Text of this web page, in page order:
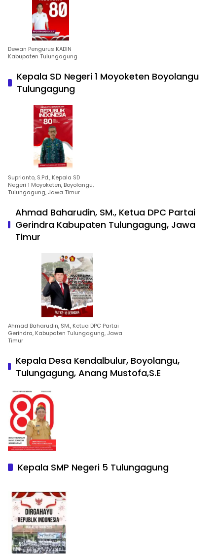
Dewan Pengurus KADIN
Kabupaten Tulungagung
Kepala SD Negeri 1 Moyoketen Boyolangu
Tulungagung
Suprianto, S.Pd., Kepala SD
Negeri 1 Moyoketen, Boyolangu,
Tulungagung, Jawa Timur
Ahmad Baharudin, SM., Ketua DPC Partai
Gerindra Kabupaten Tulungagung, Jawa
Timur
Ahmad Baharudin, SM., Ketua DPC Partai
Gerindra, Kabupaten Tulungagung, Jawa
Timur
Kepala Desa Kendalbulur, Boyolangu,
Tulungagung, Anang Mustofa,S.E
Kepala SMP Negeri 5 Tulungagung